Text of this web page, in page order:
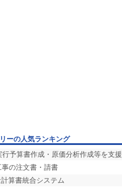
ーの人気ランキング
予算書作成・原価分析作成等を支援
事の注文書・請書
算書統合システム